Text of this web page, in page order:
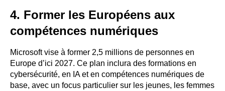
4. Former les Européens aux
compétences numériques
Microsoft vise à former 2,5 millions de personnes en
Europe d’ici 2027. Ce plan inclura des formations en
cybersécurité, en IA et en compétences numériques de
base, avec un focus particulier sur les jeunes, les femmes